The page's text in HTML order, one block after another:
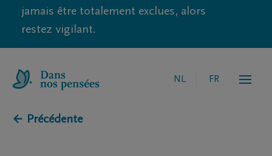
jamais être totalement exclues, alors
restez vigilant.
NL FR
← Précédente